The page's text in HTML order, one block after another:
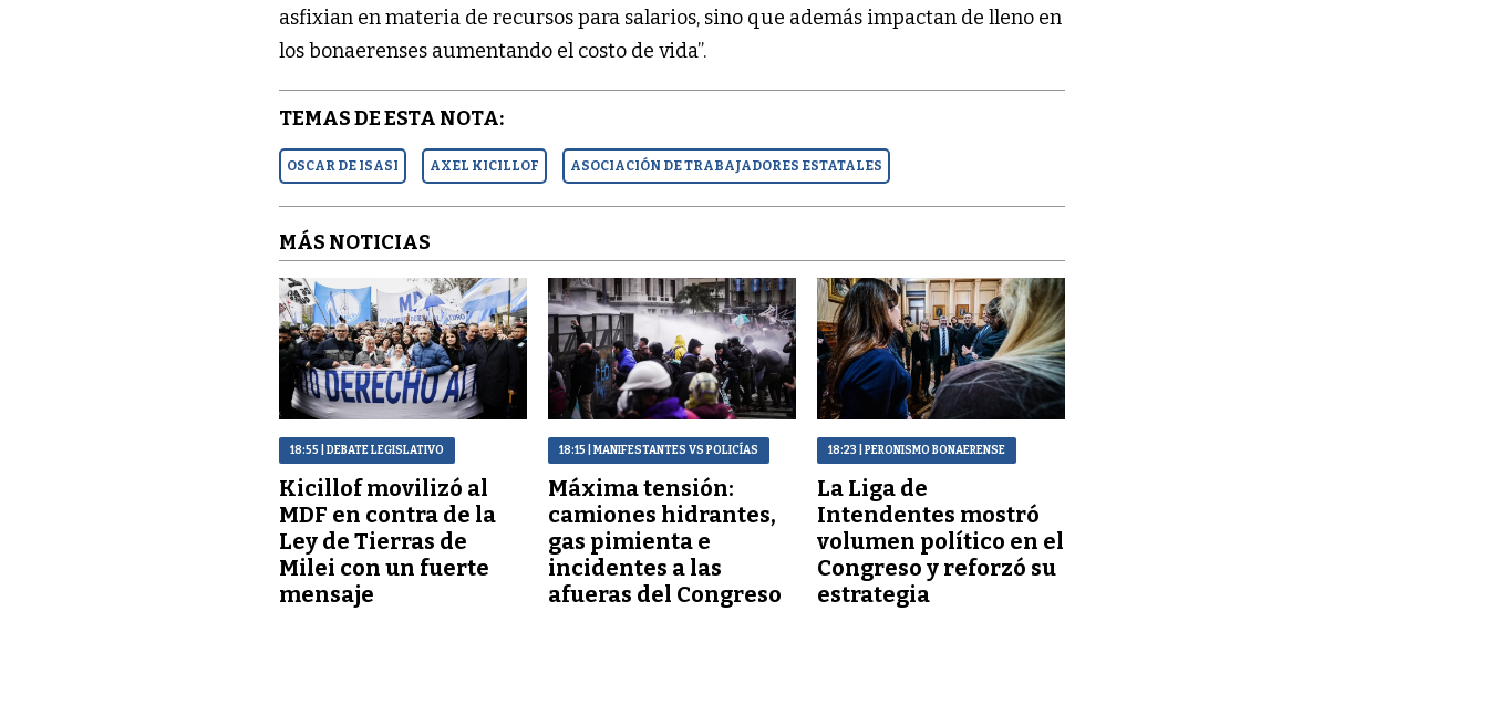
asfixian en materia de recursos para salarios, sino que además impactan de lleno en
los bonaerenses aumentando el costo de vida”.
TEMAS DE ESTA NOTA:
OSCAR DE ISASI AXEL KICILLOF ASOCIACIÓN DE TRABAJADORES ESTATALES
MÁS NOTICIAS
18:55 | DEBATE LEGISLATIVO
Kicillof movilizó al
MDF en contra de la
Ley de Tierras de
Milei con un fuerte
mensaje
18:15 | MANIFESTANTES VS POLICÍAS
Máxima tensión:
camiones hidrantes,
gas pimienta e
incidentes a las
afueras del Congreso
18:23 | PERONISMO BONAERENSE
La Liga de
Intendentes mostró
volumen político en el
Congreso y reforzó su
estrategia